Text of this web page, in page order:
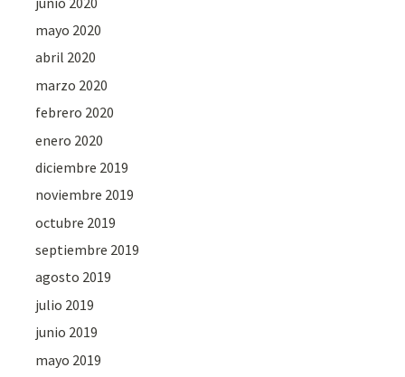
mayo 2020
abril 2020
marzo 2020
febrero 2020
enero 2020
diciembre 2019
noviembre 2019
octubre 2019
septiembre 2019
agosto 2019
julio 2019
junio 2019
mayo 2019